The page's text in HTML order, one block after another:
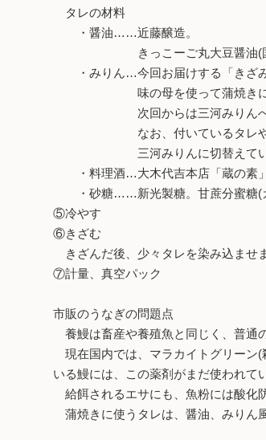
タレの材料
・醤油……近藤醸造。
きっこーご丸大豆醤油(国産大
・みりん…今回お届けする「きざみ
味の母を使って蒲焼きにし
次回からは三河みりんへ切
なお、付いているタレや他
三河みりんに切替えています
・料理酒…大木代吉本店「蔵の素」
・砂糖……新光製糖。甘蔗分蜜糖(
⑤冷やす
⑥きざむ
きざんだ後、少々タレを染み込ませま
⑦計量、真空パック
市販のうなぎの問題点
養鰻は畜産や養殖魚と同じく、普通
現在国内では、マラカイトグリーン(
いる鰻には、この薬剤がまだ使われて
給餌されるエサにも、魚粉には酸化
蒲焼きに使うタレは、醤油、みりん